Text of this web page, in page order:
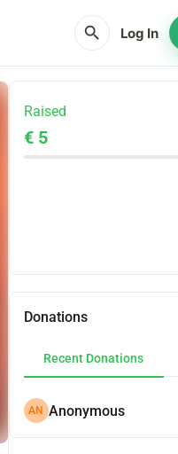
search Log In
Raised
€ 5
Donations
Recent Donations
AN Anonymous